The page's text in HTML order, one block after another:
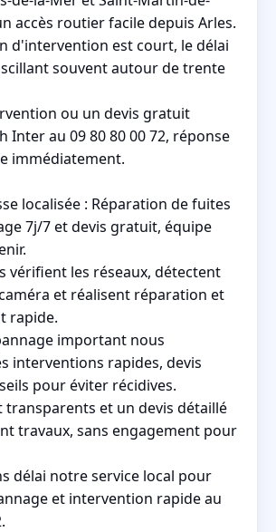
accès routier facile depuis Arles.
d'intervention est court, le délai
souvent autour de trente
ou un devis gratuit
Inter au 09 80 80 00 72, réponse
immédiatement.
localisée : Réparation de fuites
7j/7 et devis gratuit, équipe
vérifient les réseaux, détectent
et réalisent réparation et
rapide.
important nous
interventions rapides, devis
pour éviter récidives.
transparents et un devis détaillé
travaux, sans engagement pour
délai notre service local pour
et intervention rapide au